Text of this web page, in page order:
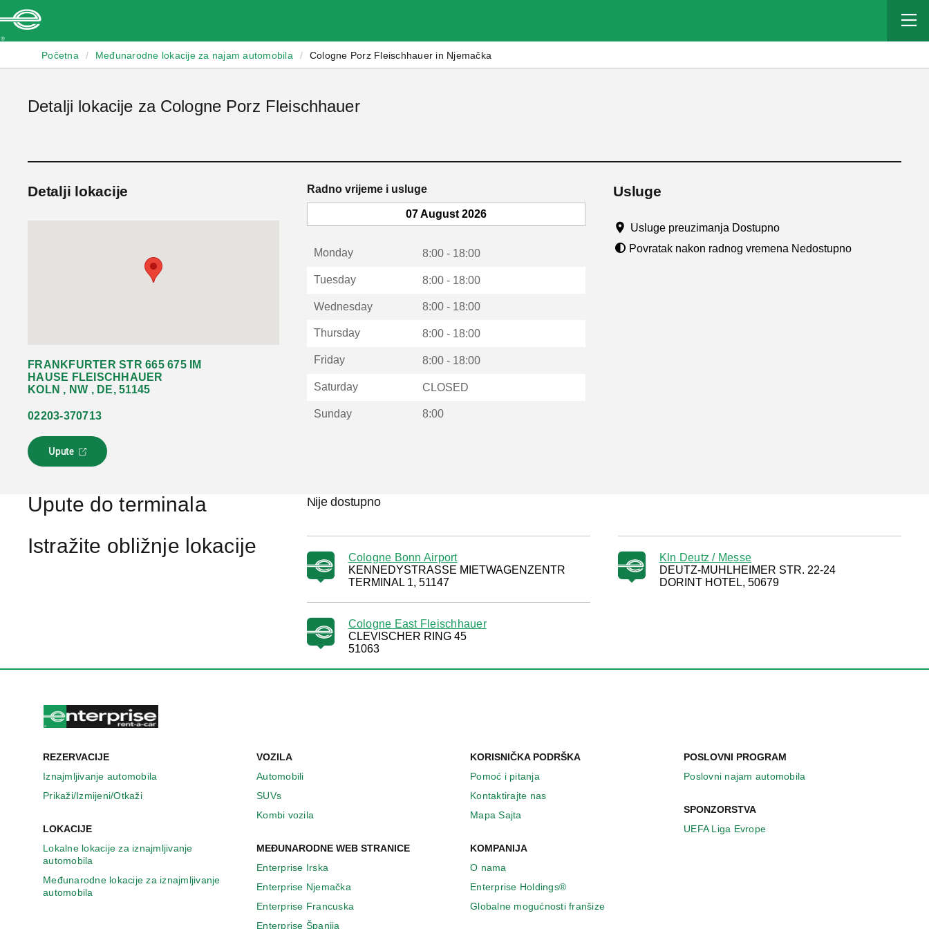
Početna / Međunarodne lokacije za najam automobila / Cologne Porz Fleischhauer in Njemačka
Detalji lokacije za Cologne Porz Fleischhauer
Detalji lokacije
FRANKFURTER STR 665 675 IM
HAUSE FLEISCHHAUER
KOLN , NW , DE, 51145
02203-370713
Upute
L
i
s
o
t
p
r
o
o
r
Radno vrijeme i usluge
07 August 2026
Monday 8:00 - 18:00
Tuesday 8:00 - 18:00
Wednesday 8:00 - 18:00
Thursday 8:00 - 18:00
Friday 8:00 - 18:00
Saturday CLOSED
Sunday 8:00
Usluge
Usluge preuzimanja Dostupno
Povratak nakon radnog vremena Nedostupno
Upute do terminala Nije dostupno
Istražite obližnje lokacije
Cologne Bonn Airport
KENNEDYSTRASSE MIETWAGENZENTR
TERMINAL 1, 51147
Kln Deutz / Messe
DEUTZ-MUHLHEIMER STR. 22-24
DORINT HOTEL, 50679
Cologne East Fleischhauer
CLEVISCHER RING 45
51063
REZERVACIJE
Iznajmljivanje automobila
Prikaži/Izmijeni/Otkaži
LOKACIJE
Lokalne lokacije za iznajmljivanje
automobila
Međunarodne lokacije za iznajmljivanje
automobila
VOZILA
Automobili
SUVs
Kombi vozila
MEĐUNARODNE WEB STRANICE
Enterprise Irska
Enterprise Njemačka
Enterprise Francuska
Enterprise Španija
KORISNIČKA PODRŠKA
Pomoć i pitanja
Kontaktirajte nas
Mapa Sajta
KOMPANIJA
O nama
Enterprise Holdings®
Globalne mogućnosti franšize
POSLOVNI PROGRAM
Poslovni najam automobila
SPONZORSTVA
UEFA Liga Evrope